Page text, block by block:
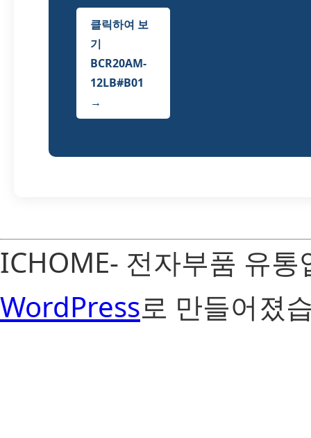
클릭하여 보
기
BCR20AM-
12LB#B01
→
ICHOME- 전자부품 유
WordPress로 만들어졌